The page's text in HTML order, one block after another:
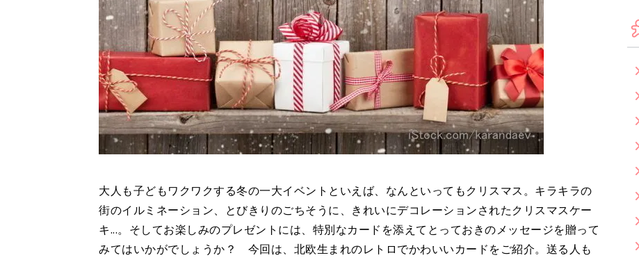
大人も子どもワクワクする冬の一大イベントといえば、なんといってもクリスマス。キラキラの
街のイルミネーション、とびきりのごちそうに、きれいにデコレーションされたクリスマスケー
キ...。そしてお楽しみのプレゼントには、特別なカードを添えてとっておきのメッセージを贈って
みてはいかがでしょうか？ 今回は、北欧生まれのレトロでかわいいカードをご紹介。送る人も